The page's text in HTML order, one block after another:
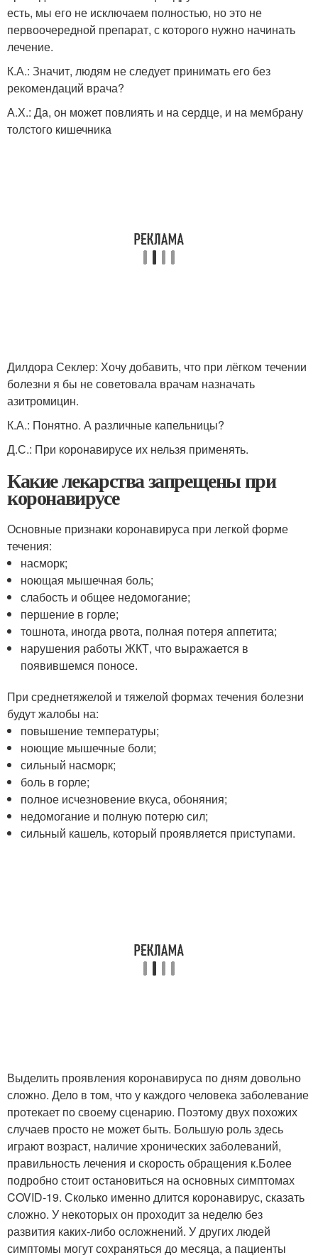
есть, мы его не исключаем полностью, но это не
первоочередной препарат, с которого нужно начинать
лечение.
К.А.: Значит, людям не следует принимать его без
рекомендаций врача?
А.Х.: Да, он может повлиять и на сердце, и на мембрану
толстого кишечника
Дилдора Секлер: Хочу добавить, что при лёгком течении
болезни я бы не советовала врачам назначать
азитромицин.
К.А.: Понятно. А различные капельницы?
Д.С.: При коронавирусе их нельзя применять.
Какие лекарства запрещены при
коронавирусе
Основные признаки коронавируса при легкой форме
течения:
насморк;
ноющая мышечная боль;
слабость и общее недомогание;
першение в горле;
тошнота, иногда рвота, полная потеря аппетита;
нарушения работы ЖКТ, что выражается в
появившемся поносе.
При среднетяжелой и тяжелой формах течения болезни
будут жалобы на:
повышение температуры;
ноющие мышечные боли;
сильный насморк;
боль в горле;
полное исчезновение вкуса, обоняния;
недомогание и полную потерю сил;
сильный кашель, который проявляется приступами.
Выделить проявления коронавируса по дням довольно
сложно. Дело в том, что у каждого человека заболевание
протекает по своему сценарию. Поэтому двух похожих
случаев просто не может быть. Большую роль здесь
играют возраст, наличие хронических заболеваний,
правильность лечения и скорость обращения к.Более
подробно стоит остановиться на основных симптомах
COVID-19. Сколько именно длится коронавирус, сказать
сложно. У некоторых он проходит за неделю без
развития каких-либо осложнений. У других людей
симптомы могут сохраняться до месяца, а пациенты